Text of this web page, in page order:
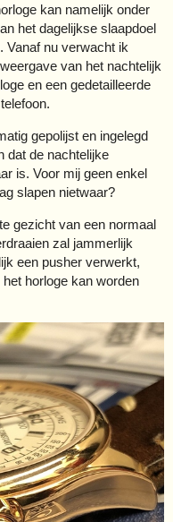
kan namelijk onder
het dagelijkse slaapdoel
Vanaf nu verwacht ik
van het nachtelijk
en een gedetailleerde
gepolijst en ingelegd
dat de nachtelijke
is. Voor mij geen enkel
slapen nietwaar?
gezicht van een normaal
zal jammerlijk
een pusher verwerkt,
horloge kan worden